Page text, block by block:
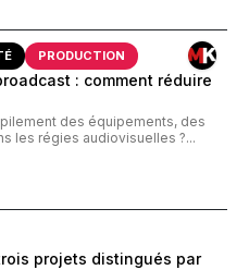
PRODUCTION
: comment réduire
des équipements, des
les régies audiovisuelles ?...
projets distingués par